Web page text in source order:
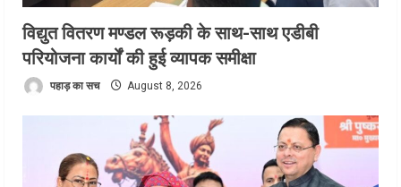
विद्युत वितरण मण्डल रूड़की के साथ-साथ एडीबी
परियोजना कार्यों की हुई व्यापक समीक्षा
पहाड़ का सच August 8, 2026